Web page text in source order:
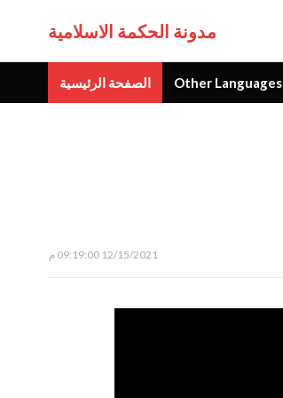
مدونة الحكمة الاسلامية
الصفحة الرئيسية Other Languages
12/15/2021 09:19:00 م